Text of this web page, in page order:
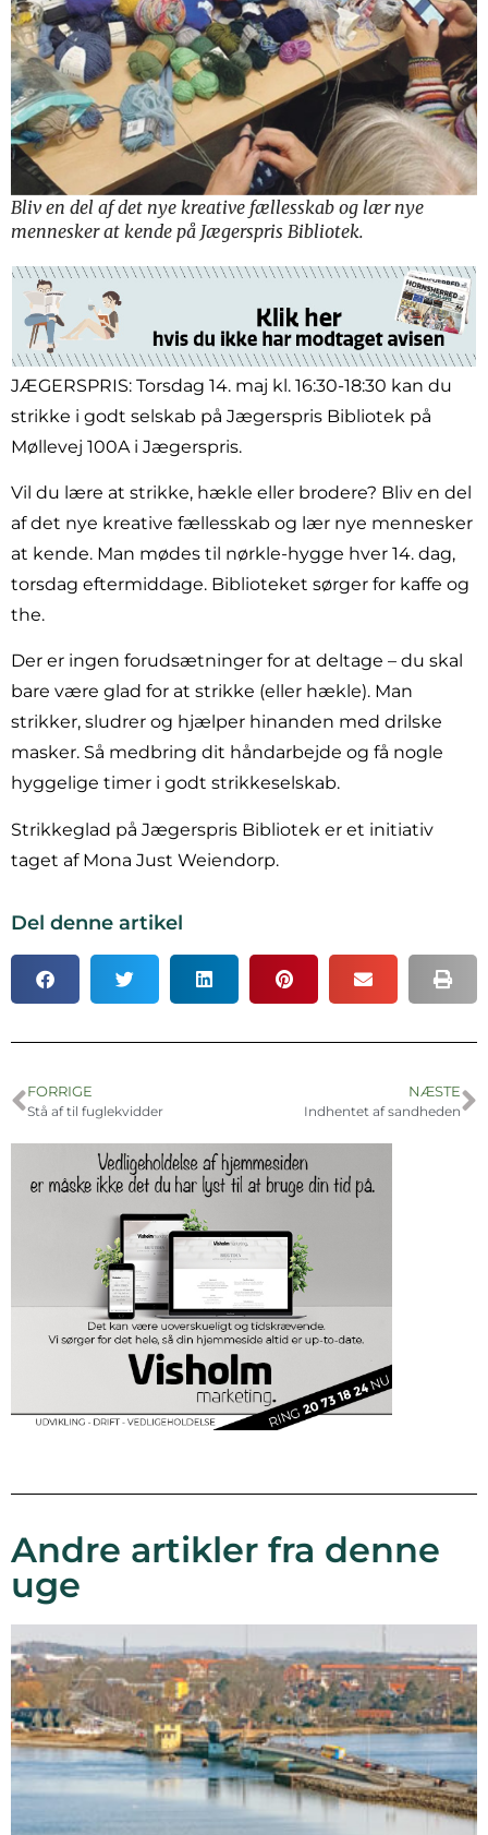
Bliv en del af det nye kreative fællesskab og lær nye
mennesker at kende på Jægerspris Bibliotek.
JÆGERSPRIS: Torsdag 14. maj kl. 16:30-18:30 kan du
strikke i godt selskab på Jægerspris Bibliotek på
Møllevej 100A i Jægerspris.
Vil du lære at strikke, hækle eller brodere? Bliv en del
af det nye kreative fællesskab og lær nye mennesker
at kende. Man mødes til nørkle-hygge hver 14. dag,
torsdag eftermiddage. Biblioteket sørger for kaffe og
the.
Der er ingen forudsætninger for at deltage – du skal
bare være glad for at strikke (eller hækle). Man
strikker, sludrer og hjælper hinanden med drilske
masker. Så medbring dit håndarbejde og få nogle
hyggelige timer i godt strikkeselskab.
Strikkeglad på Jægerspris Bibliotek er et initiativ
taget af Mona Just Weiendorp.
Del denne artikel
FORRIGE
Stå af til fuglekvidder
NÆSTE
Indhentet af sandheden
Andre artikler fra denne
uge